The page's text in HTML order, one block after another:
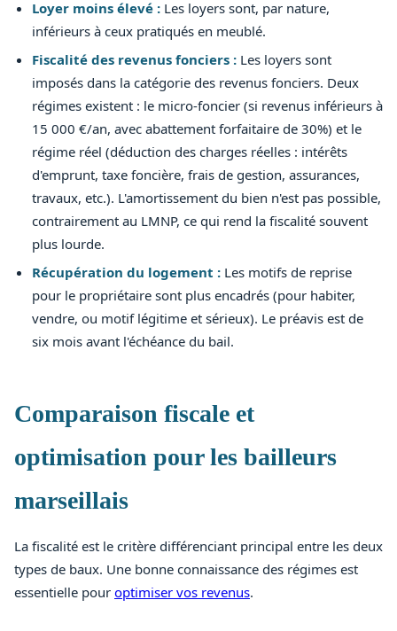
Loyer moins élevé : Les loyers sont, par nature,
inférieurs à ceux pratiqués en meublé.
Fiscalité des revenus fonciers : Les loyers sont
imposés dans la catégorie des revenus fonciers. Deux
régimes existent : le micro-foncier (si revenus inférieurs à
15 000 €/an, avec abattement forfaitaire de 30%) et le
régime réel (déduction des charges réelles : intérêts
d'emprunt, taxe foncière, frais de gestion, assurances,
travaux, etc.). L'amortissement du bien n'est pas possible,
contrairement au LMNP, ce qui rend la fiscalité souvent
plus lourde.
Récupération du logement : Les motifs de reprise
pour le propriétaire sont plus encadrés (pour habiter,
vendre, ou motif légitime et sérieux). Le préavis est de
six mois avant l'échéance du bail.
Comparaison fiscale et
optimisation pour les bailleurs
marseillais
La fiscalité est le critère différenciant principal entre les deux
types de baux. Une bonne connaissance des régimes est
essentielle pour optimiser vos revenus.